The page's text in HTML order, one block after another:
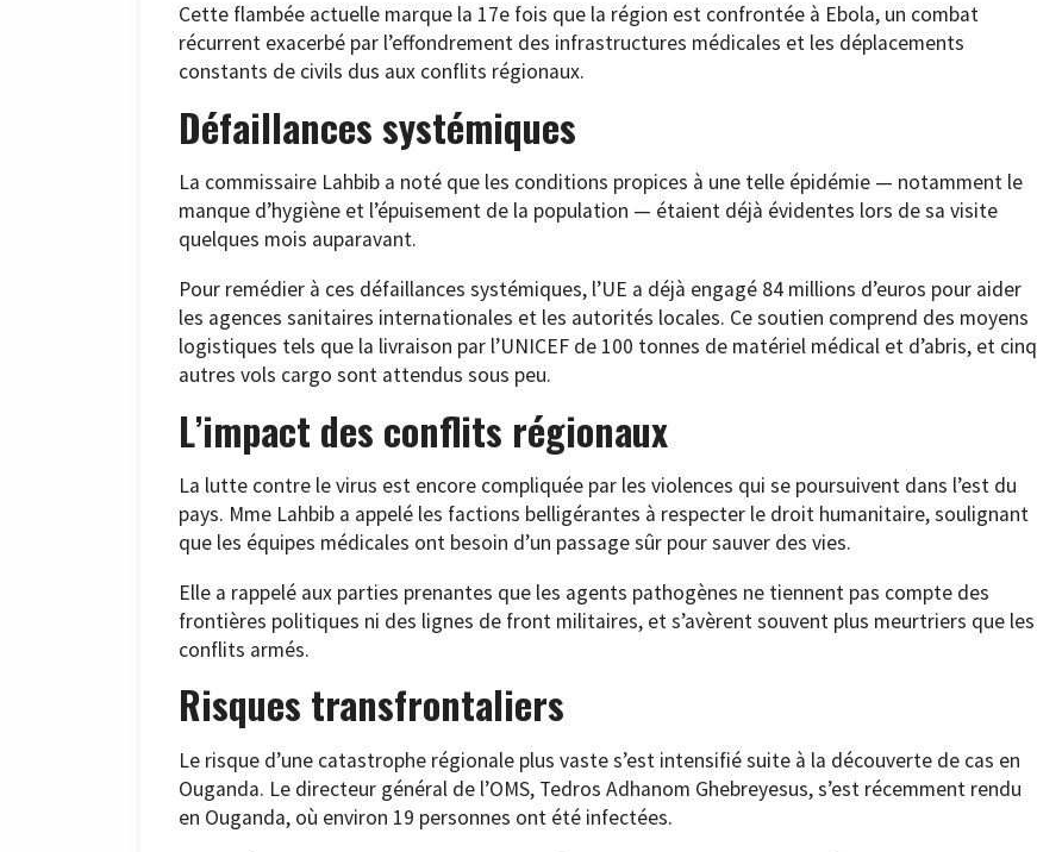
Cette flambée actuelle marque la 17e fois que la région est confrontée à Ebola, un combat
récurrent exacerbé par l’effondrement des infrastructures médicales et les déplacements
constants de civils dus aux conflits régionaux.
Défaillances systémiques
La commissaire Lahbib a noté que les conditions propices à une telle épidémie — notamment le
manque d’hygiène et l’épuisement de la population — étaient déjà évidentes lors de sa visite
quelques mois auparavant.
Pour remédier à ces défaillances systémiques, l’UE a déjà engagé 84 millions d’euros pour aider
les agences sanitaires internationales et les autorités locales. Ce soutien comprend des moyens
logistiques tels que la livraison par l’UNICEF de 100 tonnes de matériel médical et d’abris, et cinq
autres vols cargo sont attendus sous peu.
L’impact des conflits régionaux
La lutte contre le virus est encore compliquée par les violences qui se poursuivent dans l’est du
pays. Mme Lahbib a appelé les factions belligérantes à respecter le droit humanitaire, soulignant
que les équipes médicales ont besoin d’un passage sûr pour sauver des vies.
Elle a rappelé aux parties prenantes que les agents pathogènes ne tiennent pas compte des
frontières politiques ni des lignes de front militaires, et s’avèrent souvent plus meurtriers que les
conflits armés.
Risques transfrontaliers
Le risque d’une catastrophe régionale plus vaste s’est intensifié suite à la découverte de cas en
Ouganda. Le directeur général de l’OMS, Tedros Adhanom Ghebreyesus, s’est récemment rendu
en Ouganda, où environ 19 personnes ont été infectées.